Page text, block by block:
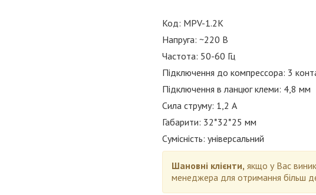
Код: MPV-1.2K
Напруга: ~220 В
Частота: 50-60 Гц
Підключення до компрессора: 3
Підключення в ланцюг клеми: 4,8 мм
Сила струму: 1,2 А
Габарити: 32*32*25 мм
Сумісність: універсальний
Шановні клієнти, якщо у Вас
менеджера для отримання більш